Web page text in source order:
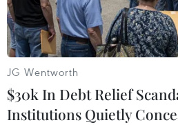
JG Wentworth
$30k In Debt Relief
Institutions Quietly